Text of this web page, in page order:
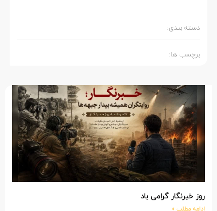
دسته بندی:
برچسب ها:
روز خبرنگار گرامی باد
ادامه مطلب »